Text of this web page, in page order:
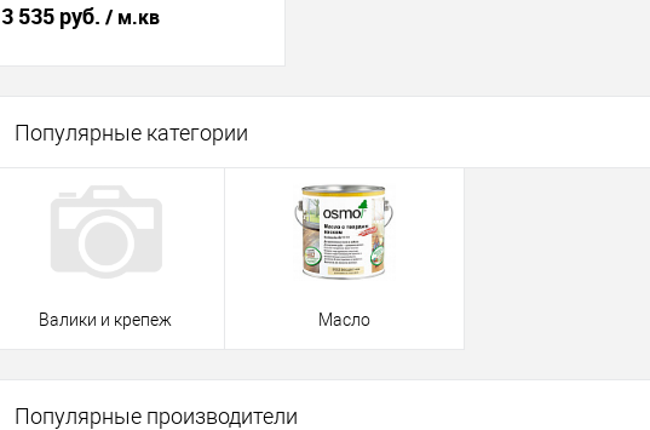
3 535 руб. / м.кв
В корзину
Купить в 1 клик
К сравнению
В избранное
Популярные категории
Валики и крепеж Масло
Популярные производители